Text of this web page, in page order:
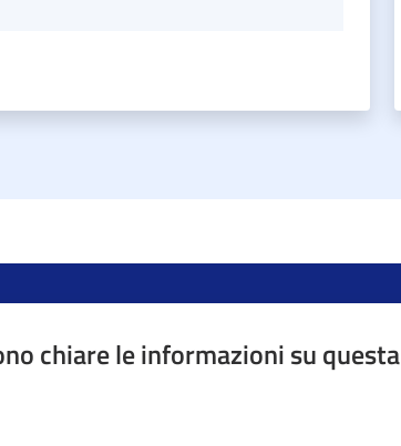
chiare le informazioni su questa